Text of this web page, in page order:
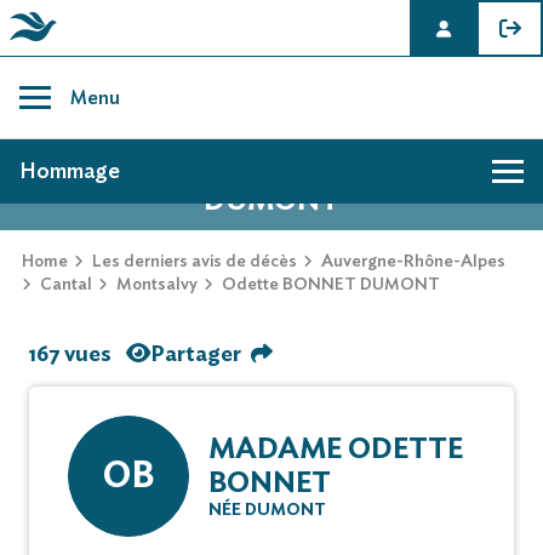
content
Menu
AVIS DE DÉCÈS DE ODETTE BONNET
DUMONT
Home Les derniers avis de décès
Auvergne-Rhône-Alpes
Cantal
Montsalvy Odette BONNET DUMONT
Hommage
167 vues Partager
OB
MADAME ODETTE
BONNET
NÉE DUMONT